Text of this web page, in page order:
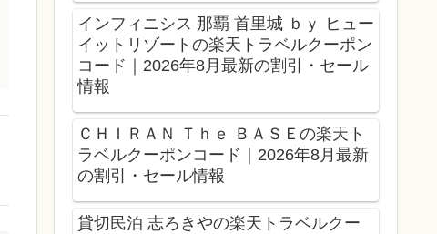
インフィニシス 那覇 首里城 ｂｙ ヒュー
イットリゾートの楽天トラベルクーポン
コード｜2026年8月最新の割引・セール
情報
ＣＨＩＲＡＮ Ｔｈｅ ＢＡＳＥの楽天ト
ラベルクーポンコード｜2026年8月最新
の割引・セール情報
貸切民泊 志ろきやの楽天トラベルクー